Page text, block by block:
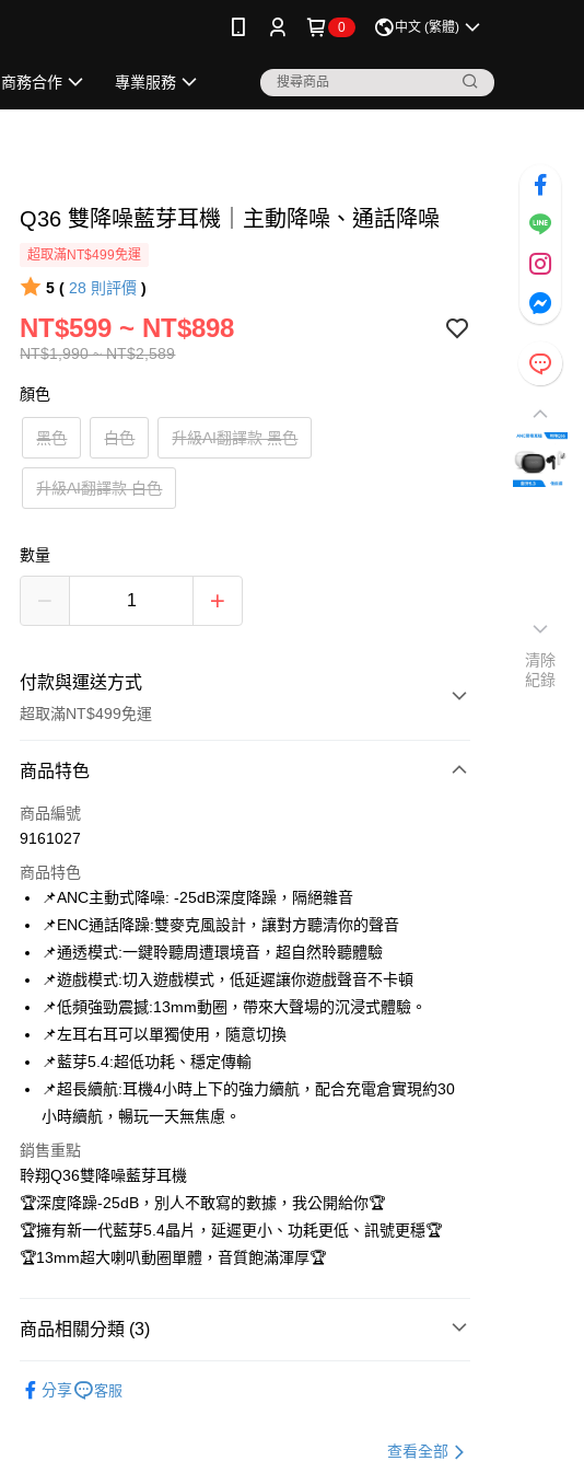
0 中文 (繁體)
商務合作 專業服務
Q36 雙降噪藍芽耳機｜主動降噪、通話降噪
超取滿NT$499免運
5 ( 28 則評價 )
NT$1,990 ~ NT$2,589
NT$599 ~ NT$898
顏色
黑色 白色 升級AI翻譯款 黑色
升級AI翻譯款 白色
數量
付款與運送方式
超取滿NT$499免運
付款方式
信用卡一次付款
LINE Pay
Apple Pay
街口支付
悠遊付
Google Pay
ATM付款
運送方式
全家取貨付款
每筆NT$60，滿NT$499(含以上)免運費
商品特色
商品編號
9161027
商品特色
📌ANC主動式降噪: -25dB深度降躁，隔絕雜音
📌ENC通話降躁:雙麥克風設計，讓對方聽清你的聲音
📌通透模式:一鍵聆聽周遭環境音，超自然聆聽體驗
📌遊戲模式:切入遊戲模式，低延遲讓你遊戲聲音不卡頓
📌低頻強勁震撼:13mm動圈，帶來大聲場的沉浸式體驗。
📌左耳右耳可以單獨使用，隨意切換
📌藍芽5.4:超低功耗、穩定傳輸
📌超長續航:耳機4小時上下的強力續航，配合充電倉實現約30
小時續航，暢玩一天無焦慮。
銷售重點
聆翔Q36雙降噪藍芽耳機
🏆深度降躁-25dB，別人不敢寫的數據，我公開給你🏆
🏆擁有新一代藍芽5.4晶片，延遲更小、功耗更低、訊號更穩🏆
🏆13mm超大喇叭動圈單體，音質飽滿渾厚🏆
商品相關分類 (3)
分享 客服
查看全部
清除
紀錄